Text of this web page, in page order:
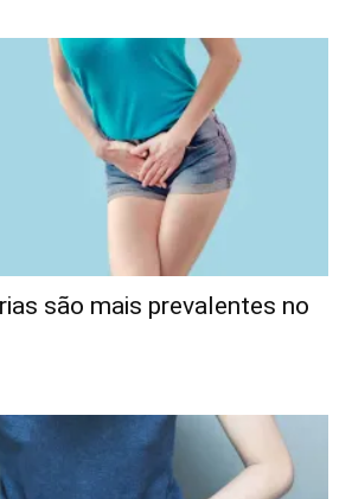
são mais prevalentes no